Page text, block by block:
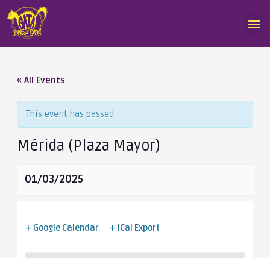
« All Events
This event has passed.
Mérida (Plaza Mayor)
01/03/2025
+ Google Calendar + iCal Export